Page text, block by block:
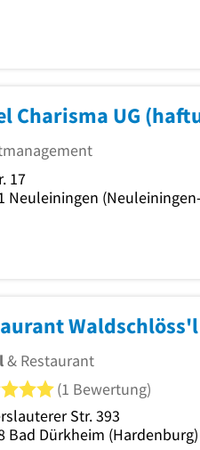
Charisma UG
17
Neuleiningen
Waldschlöss'l
& Restaurant
5 von 5 Sternen
(1 Bewertung)
Str. 393
Bad Dürkheim (Hardenburg)